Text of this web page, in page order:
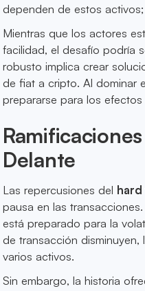
dependen de estos
Mientras que los actores
facilidad, el desafío podría
robusto implica crear
de fiat a cripto. Al dominar
prepararse para los
Delante
Las repercusiones del hard
pausa en las
está preparado para la
de transacción
varios activos.
Sin embargo, la historia